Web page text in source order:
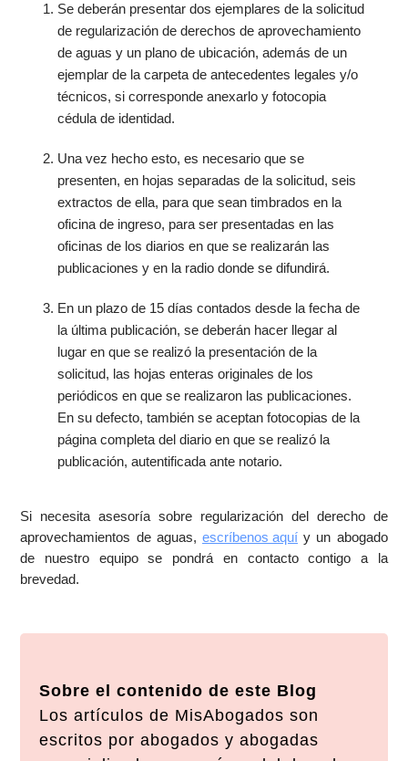
Se deberán presentar dos ejemplares de la solicitud
de regularización de derechos de aprovechamiento
de aguas y un plano de ubicación, además de un
ejemplar de la carpeta de antecedentes legales y/o
técnicos, si corresponde anexarlo y fotocopia
cédula de identidad.
Una vez hecho esto, es necesario que se
presenten, en hojas separadas de la solicitud, seis
extractos de ella, para que sean timbrados en la
oficina de ingreso, para ser presentadas en las
oficinas de los diarios en que se realizarán las
publicaciones y en la radio donde se difundirá.
En un plazo de 15 días contados desde la fecha de
la última publicación, se deberán hacer llegar al
lugar en que se realizó la presentación de la
solicitud, las hojas enteras originales de los
periódicos en que se realizaron las publicaciones.
En su defecto, también se aceptan fotocopias de la
página completa del diario en que se realizó la
publicación, autentificada ante notario.
Si necesita asesoría sobre regularización del derecho de
aprovechamientos de aguas, escríbenos aquíy un abogado
de nuestro equipo se pondrá en contacto contigo a la
brevedad.
Sobre el contenido de este Blog
Los artículos de MisAbogados son
escritos por abogados y abogadas